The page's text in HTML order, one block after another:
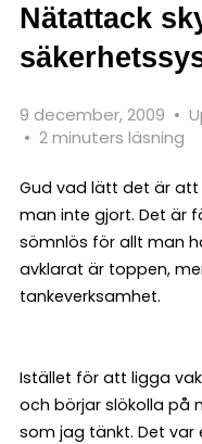
Nätattack
9 december, 2009 •
• 2 minuters läsning
Gud vad lätt det är
man inte gjort. Det är
sömnlös för allt man
avklarat är toppen,
tankeverksamhet.
Istället för att ligga
och börjar slökolla på
som jag tänkt. Det